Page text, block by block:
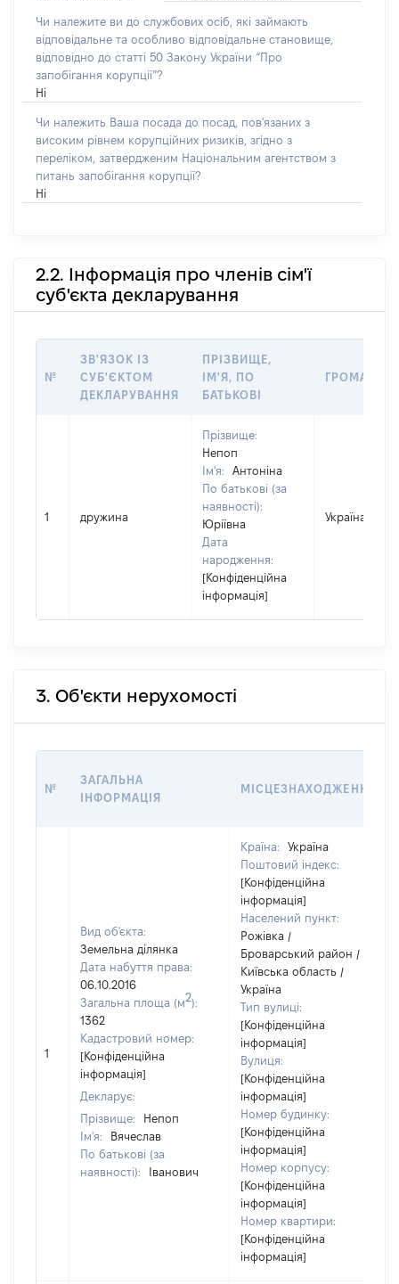
Чи належите ви до службових осіб, які займають
відповідальне та особливо відповідальне становище,
відповідно до статті 50 Закону України “Про
запобігання корупції”?
Ні
Чи належить Ваша посада до посад, пов'язаних з
високим рівнем корупційних ризиків, згідно з
переліком, затвердженим Національним агентством з
питань запобігання корупції?
Ні
2.2. Інформація про членів сім'ї
суб'єкта декларування
№
ЗВ'ЯЗОК ІЗ
СУБ'ЄКТОМ
ДЕКЛАРУВАННЯ
ПРІЗВИЩЕ,
ІМ'Я, ПО
БАТЬКОВІ
1 дружина
Прізвище:
Непоп
Ім'я:
Антоніна
По батькові (за
наявності):
Юріївна
Дата
народження:
[Конфіденційна
інформація]
Україна
3. Об'єкти нерухомості
№
ЗАГАЛЬНА
ІНФОРМАЦІЯ
МІСЦЕЗНАХОДЖЕННЯ
1
Вид об'єкта:
Земельна ділянка
Дата набуття права:
06.10.2016
Загальна площа (м2):
1362
Кадастровий номер:
[Конфіденційна
інформація]
Декларує:
Прізвище:
Непоп
Ім'я:
Вячеслав
По батькові (за
наявності):
Іванович
Країна:
Україна
Поштовий індекс:
[Конфіденційна
інформація]
Населений пункт:
Рожівка /
Броварський район /
Київська область /
Україна
Тип вулиці:
[Конфіденційна
інформація]
Вулиця:
[Конфіденційна
інформація]
Номер будинку:
[Конфіденційна
інформація]
Номер корпусу:
[Конфіденційна
інформація]
Номер квартири:
[Конфіденційна
інформація]